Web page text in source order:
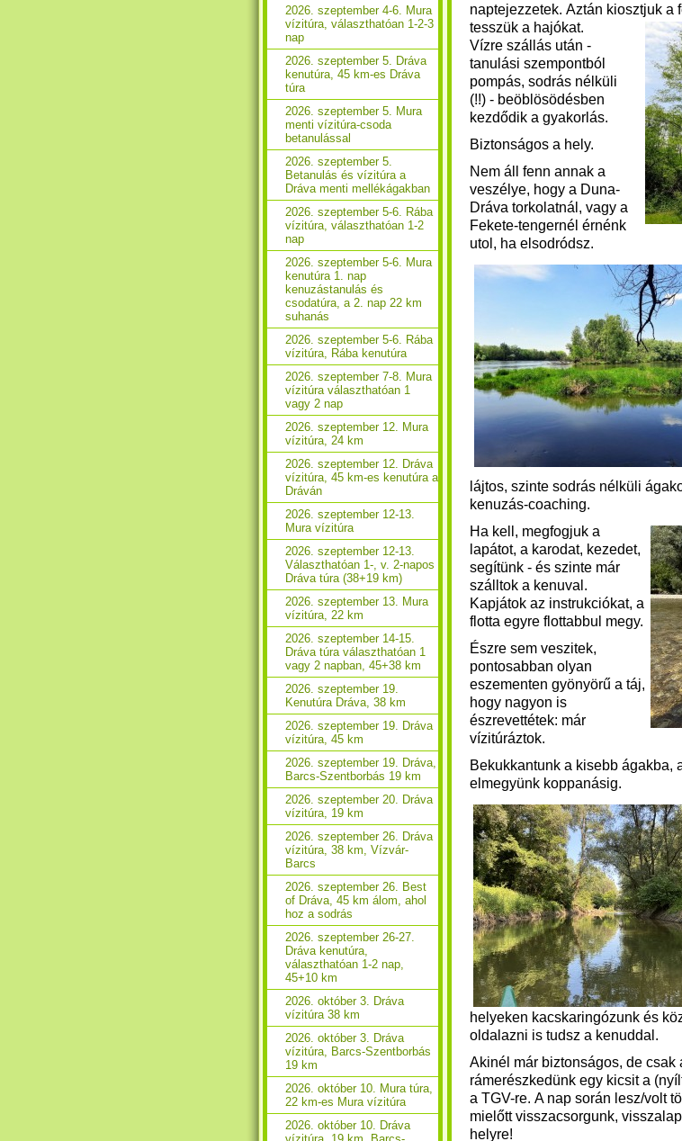
naptejezzetek. Aztán kiosztjuk a
tesszük a hajókat.
Vízre szállás után -
tanulási szempontból
pompás, sodrás nélküli
(!!) - beöblösödésben
kezdődik a gyakorlás.
Biztonságos a hely.
Nem áll fenn annak a
veszélye, hogy a Duna-
Dráva torkolatnál, vagy a
Fekete-tengernél érnénk
utol, ha elsodródsz.
lájtos, szinte sodrás nélküli
kenuzás-coaching.
Ha kell, megfogjuk a
lapátot, a karodat, kezedet,
segítünk - és szinte már
szálltok a kenuval.
Kapjátok az instrukciókat, a
flotta egyre flottabbul megy.
Észre sem veszitek,
pontosabban olyan
eszementen gyönyörű a táj,
hogy nagyon is
észrevettétek: már
vízitúráztok.
Bekukkantunk a kisebb ágakba,
elmegyünk koppanásig.
helyeken kacskaringózunk és
oldalazni is tudsz a kenuddal.
Akinél már biztonságos, de csak
rámerészkedünk egy kicsit a
a TGV-re. A nap során lesz/volt
mielőtt visszacsorgunk,
helyre!
2026. szeptember 4-6. Mura
vízitúra, választhatóan 1-2-3
nap
2026. szeptember 5. Dráva
kenutúra, 45 km-es Dráva
túra
2026. szeptember 5. Mura
menti vízitúra-csoda
betanulással
2026. szeptember 5.
Betanulás és vízitúra a
Dráva menti mellékágakban
2026. szeptember 5-6. Rába
vízitúra, választhatóan 1-2
nap
2026. szeptember 5-6. Mura
kenutúra 1. nap
kenuzástanulás és
csodatúra, a 2. nap 22 km
suhanás
2026. szeptember 5-6. Rába
vízitúra, Rába kenutúra
2026. szeptember 7-8. Mura
vízitúra választhatóan 1
vagy 2 nap
2026. szeptember 12. Mura
vízitúra, 24 km
2026. szeptember 12. Dráva
vízitúra, 45 km-es kenutúra a
Dráván
2026. szeptember 12-13.
Mura vízitúra
2026. szeptember 12-13.
Választhatóan 1-, v. 2-napos
Dráva túra (38+19 km)
2026. szeptember 13. Mura
vízitúra, 22 km
2026. szeptember 14-15.
Dráva túra választhatóan 1
vagy 2 napban, 45+38 km
2026. szeptember 19.
Kenutúra Dráva, 38 km
2026. szeptember 19. Dráva
vízitúra, 45 km
2026. szeptember 19. Dráva,
Barcs-Szentborbás 19 km
2026. szeptember 20. Dráva
vízitúra, 19 km
2026. szeptember 26. Dráva
vízitúra, 38 km, Vízvár-
Barcs
2026. szeptember 26. Best
of Dráva, 45 km álom, ahol
hoz a sodrás
2026. szeptember 26-27.
Dráva kenutúra,
választhatóan 1-2 nap,
45+10 km
2026. október 3. Dráva
vízitúra 38 km
2026. október 3. Dráva
vízitúra, Barcs-Szentborbás
19 km
2026. október 10. Mura túra,
22 km-es Mura vízitúra
2026. október 10. Dráva